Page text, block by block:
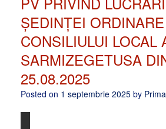
ȘEDINȚEI
CONSILIULUI LOCAL
SARMIZEGETUSA
25.08.2025
Posted on 1 septembrie 2025 by